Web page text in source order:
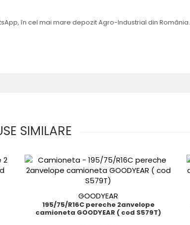
în cel mai mare depozit Agro-Industrial din România.
SIMILARE
GOODYEAR
195/75/R16C pereche 2anvelope
camioneta GOODYEAR ( cod S579T)